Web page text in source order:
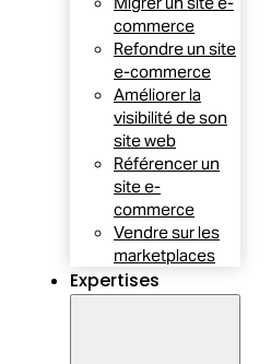
commerce
Refondre un site
e-commerce
Améliorer la
visibilité de son
site web
Référencer un
site e-
commerce
Vendre sur les
marketplaces
Expertises